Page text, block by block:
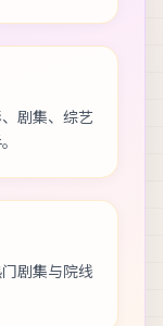
剧集、综艺
剧集与院线